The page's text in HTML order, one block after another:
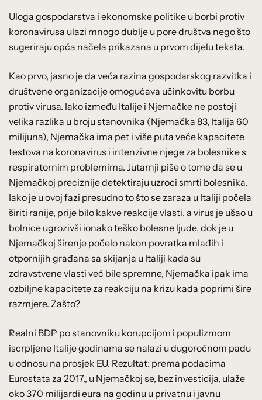
Uloga gospodarstva i ekonomske politike u borbi protiv
koronavirusa ulazi mnogo dublje u pore društva nego što
sugeriraju opća načela prikazana u prvom dijelu teksta.
Kao prvo, jasno je da veća razina gospodarskog razvitka i
društvene organizacije omogućava učinkovitu borbu
protiv virusa. Iako između Italije i Njemačke ne postoji
velika razlika u broju stanovnika (Njemačka 83, Italija 60
milijuna), Njemačka ima pet i više puta veće kapacitete
testova na koronavirus i intenzivne njege za bolesnike s
respiratornim problemima. Jutarnji piše o tome da se u
Njemačkoj preciznije detektiraju uzroci smrti bolesnika.
Iako je u ovoj fazi presudno to što se zaraza u Italiji počela
širiti ranije, prije bilo kakve reakcije vlasti, a virus je ušao u
bolnice ugrozivši ionako teško bolesne ljude, dok je u
Njemačkoj širenje počelo nakon povratka mlađih i
otpornijih građana sa skijanja u Italiji kada su
zdravstvene vlasti već bile spremne, Njemačka ipak ima
ozbiljne kapacitete za reakciju na krizu kada poprimi šire
razmjere. Zašto?
Realni BDP po stanovniku korupcijom i populizmom
iscrpljene Italije godinama se nalazi u dugoročnom padu
u odnosu na prosjek EU. Rezultat: prema podacima
Eurostata za 2017., u Njemačkoj se, bez investicija, ulaže
oko 370 milijardi eura na godinu u privatnu i javnu